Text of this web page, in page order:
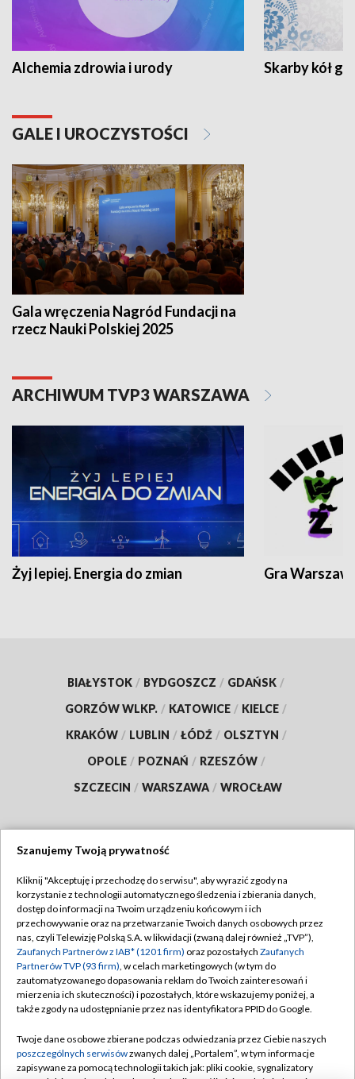
Alchemia zdrowia i urody Skarby kół
GALE I UROCZYSTOŚCI
Gala wręczenia Nagród Fundacji na
rzecz Nauki Polskiej 2025
ARCHIWUM TVP3 WARSZAWA
Żyj lepiej. Energia do zmian Gra
BIAŁYSTOK / BYDGOSZCZ / GDAŃSK /
GORZÓW WLKP. / KATOWICE / KIELCE /
KRAKÓW / LUBLIN / ŁÓDŹ / OLSZTYN /
OPOLE / POZNAŃ / RZESZÓW /
SZCZECIN / WARSZAWA / WROCŁAW
TVP
Abonament TVP
Emisja w TVP
Centrum informacji TVP
Naziemna Telewizja Cyfrowa
Rada Programowa
Regulamin TVP
Polityka prywatności
Moje zgody
Pomoc
Kontakt
Szanujemy Twoją prywatność
Kliknij "Akceptuję i przechodzę do serwisu", aby wyrazić zgody na
korzystanie z technologii automatycznego śledzenia i zbierania danych,
dostęp do informacji na Twoim urządzeniu końcowym i ich
przechowywanie oraz na przetwarzanie Twoich danych osobowych przez
nas, czyli Telewizję Polską S.A. w likwidacji (zwaną dalej również „TVP”),
Zaufanych Partnerów z IAB* (1201 firm) oraz pozostałych Zaufanych
Partnerów TVP (93 firm), w celach marketingowych (w tym do
zautomatyzowanego dopasowania reklam do Twoich zainteresowań i
mierzenia ich skuteczności) i pozostałych, które wskazujemy poniżej, a
także zgody na udostępnianie przez nas identyfikatora PPID do Google.
Twoje dane osobowe zbierane podczas odwiedzania przez Ciebie naszych
poszczególnych serwisówzwanych dalej „Portalem”, w tym informacje
zapisywane za pomocą technologii takich jak: pliki cookie, sygnalizatory